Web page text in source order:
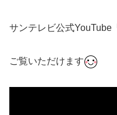
サンテレビ公式YouTube
ご覧いただけます